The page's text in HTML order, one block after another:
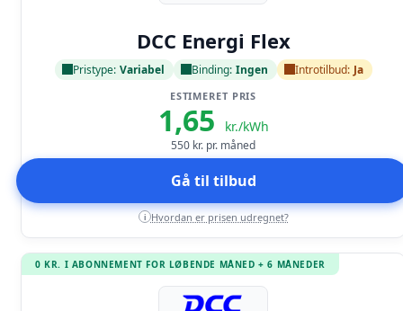
DCC Energi Flex
Pristype: Variabel Binding: Ingen Introtilbud: Ja
ESTIMERET PRIS
1,65 kr./kWh
550 kr. pr. måned
Gå til tilbud
i Hvordan er prisen udregnet?
0 KR. I ABONNEMENT FOR LØBENDE MÅNED + 6 MÅNEDER